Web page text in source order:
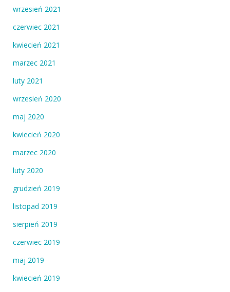
wrzesień 2021
czerwiec 2021
kwiecień 2021
marzec 2021
luty 2021
wrzesień 2020
maj 2020
kwiecień 2020
marzec 2020
luty 2020
grudzień 2019
listopad 2019
sierpień 2019
czerwiec 2019
maj 2019
kwiecień 2019